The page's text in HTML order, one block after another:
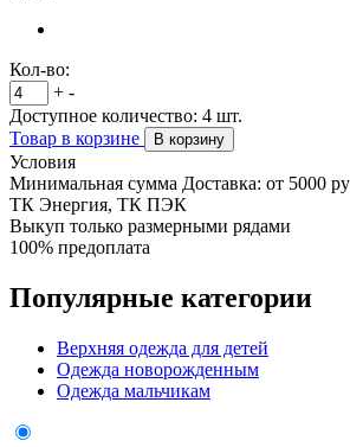
Кол-во:
+ -
Доступное количество: 4 шт.
Товар в корзине
В корзину
Условия
Минимальная сумма Доставка: от 5000
ТК Энергия, ТК ПЭК
Выкуп только размерными рядами
100% предоплата
Популярные категории
Верхняя одежда для детей
Одежда новорожденным
Одежда мальчикам